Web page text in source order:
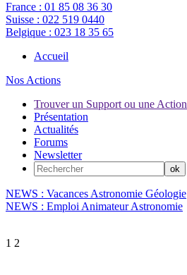
France : 01 85 08 36 30
Suisse : 022 519 0440
Belgique : 023 18 35 65
Accueil
Nos Actions
Trouver un Support ou une Action
Présentation
Actualités
Forums
Newsletter
NEWS : Vacances Astronomie Géologie
NEWS : Emploi Animateur Astronomie
1 2